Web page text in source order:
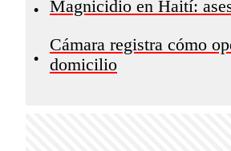
• Magnicidio en Haití:
•
Cámara registra cómo
domicilio